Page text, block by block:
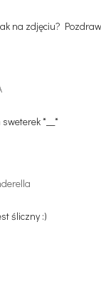
na zdjęciu?
*__*
śliczny :)